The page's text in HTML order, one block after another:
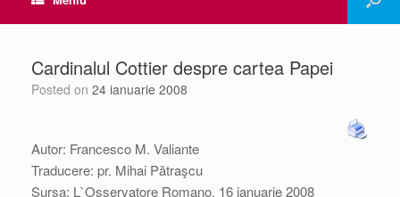
Cardinalul Cottier despre cartea Papei
Posted on 24 ianuarie 2008
Autor: Francesco M. Valiante
Traducere: pr. Mihai Pătraşcu
Sursa: L`Osservatore Romano, 16 ianuarie 2008